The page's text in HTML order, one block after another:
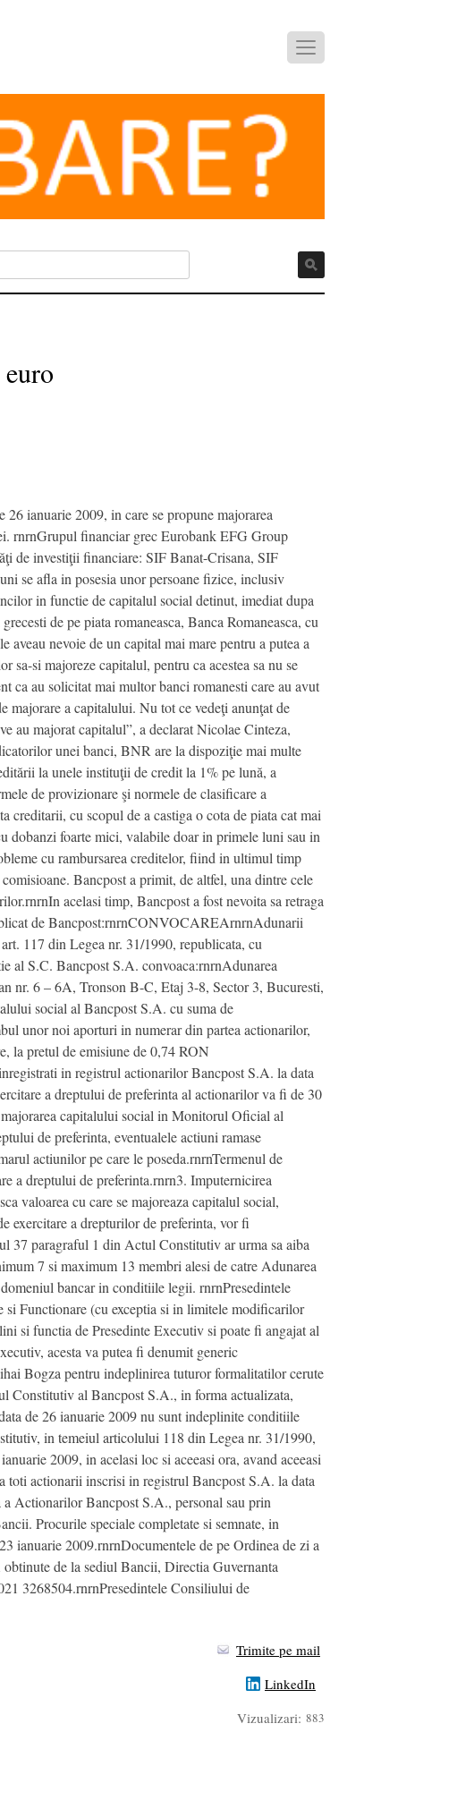
ianuarie 2009, in care se propune majorarea
rnrnGrupul financiar grec Eurobank EFG Group
de investiţii financiare: SIF Banat-Crisana, SIF
se afla in posesia unor persoane fizice, inclusiv
in functie de capitalul social detinut, imediat dupa
de pe piata romaneasca, Banca Romaneasca, cu
nevoie de un capital mai mare pentru a putea a
si majoreze capitalul, pentru ca acestea sa nu se
ca au solicitat mai multor banci romanesti care au avut
majorare a capitalului. Nu tot ce vedeţi anunţat de
au majorat capitalul”, a declarat Nicolae Cinteza,
unei banci, BNR are la dispoziţie mai multe
la unele instituţii de credit la 1% pe lună, a
de provizionare şi normele de clasificare a
creditarii, cu scopul de a castiga o cota de piata cat mai
dobanzi foarte mici, valabile doar in primele luni sau in
cu rambursarea creditelor, fiind in ultimul timp
Bancpost a primit, de altfel, una dintre cele
acelasi timp, Bancpost a fost nevoita sa retraga
de Bancpost:rnrnCONVOCAREArnrnAdunarii
117 din Legea nr. 31/1990, republicata, cu
al S.C. Bancpost S.A. convoaca:rnrnAdunarea
nr. 6 – 6A, Tronson B-C, Etaj 3-8, Sector 3, Bucuresti,
social al Bancpost S.A. cu suma de
unor noi aporturi in numerar din partea actionarilor,
la pretul de emisiune de 0,74 RON
in registrul actionarilor Bancpost S.A. la data
a dreptului de preferinta al actionarilor va fi de 30
capitalului social in Monitorul Oficial al
de preferinta, eventualele actiuni ramase
actiunilor pe care le poseda.rnrnTermenul de
a dreptului de preferinta.rnrn3. Imputernicirea
valoarea cu care se majoreaza capitalul social,
exercitare a drepturilor de preferinta, vor fi
paragraful 1 din Actul Constitutiv ar urma sa aiba
7 si maximum 13 membri alesi de catre Adunarea
bancar in conditiile legii. rnrnPresedintele
Functionare (cu exceptia si in limitele modificarilor
si functia de Presedinte Executiv si poate fi angajat al
acesta va putea fi denumit generic
Bogza pentru indeplinirea tuturor formalitatilor cerute
Constitutiv al Bancpost S.A., in forma actualizata,
de 26 ianuarie 2009 nu sunt indeplinite conditiile
in temeiul articolului 118 din Legea nr. 31/1990,
2009, in acelasi loc si aceeasi ora, avand aceeasi
actionarii inscrisi in registrul Bancpost S.A. la data
Actionarilor Bancpost S.A., personal sau prin
Procurile speciale completate si semnate, in
ianuarie 2009.rnrnDocumentele de pe Ordinea de zi a
de la sediul Bancii, Directia Guvernanta
3268504.rnrnPresedintele Consiliului de
Trimite pe mail
LinkedIn
Vizualizari: 883